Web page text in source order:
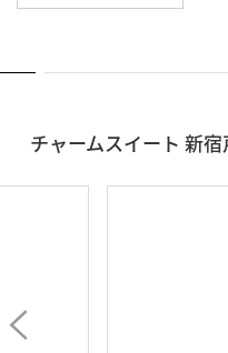
チャームスイート 新